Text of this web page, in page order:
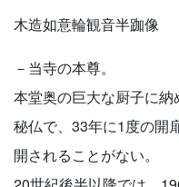
木造如意輪観音半跏像
－当寺の本尊。
本堂奥の巨大な厨子に納
秘仏で、33年に1度の開
開されることがない。